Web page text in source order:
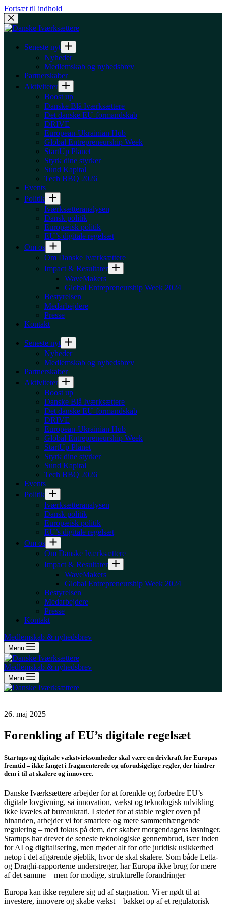
Fortsæt til indhold
Seneste nyt
Nyheder
Medlemskab og nyhedsbrev
Partnerskaber
Aktiviteter
Boost up
Danske Blå Iværksættere
Det danske EU-formandskab
DRIVE
European-Ukrainian Hub
Global Entrepreneurship Week
StartUp Planet
Styrk dine styrker
Sund Kapital
Tech BBQ 2026
Events
Politik
Iværksætteranalysen
Dansk politik
Europæisk politik
EU’s digitale regelsæt
Om os
Om Danske Iværksættere
Impact & Resultater
WaveMakers
Global Entrepreneurship Week 2024
Bestyrelsen
Medarbejdere
Presse
Kontakt
Seneste nyt
Nyheder
Medlemskab og nyhedsbrev
Partnerskaber
Aktiviteter
Boost up
Danske Blå Iværksættere
Det danske EU-formandskab
DRIVE
European-Ukrainian Hub
Global Entrepreneurship Week
StartUp Planet
Styrk dine styrker
Sund Kapital
Tech BBQ 2026
Events
Politik
Iværksætteranalysen
Dansk politik
Europæisk politik
EU’s digitale regelsæt
Om os
Om Danske Iværksættere
Impact & Resultater
WaveMakers
Global Entrepreneurship Week 2024
Bestyrelsen
Medarbejdere
Presse
Kontakt
Medlemskab & nyhedsbrev
Menu
Medlemskab & nyhedsbrev
Menu
26. maj 2025
Forenkling af EU’s digitale regelsæt
Startups og digitale vækstvirksomheder skal være en drivkraft for Europas
fremtid – ikke fanget i fragmenterede og uforudsigelige regler, der hindrer
dem i til at skalere og innovere.
Danske Iværksættere arbejder for at forenkle og forbedre EU’s
digitale lovgivning, så innovation, vækst og teknologisk udvikling
ikke kvæles af bureaukrati. I stedet for at stable regler oven på
hinanden, arbejder vi for smartere og mere sammenhængende
regulering – med fokus på dem, der skaber morgendagens løsninger.
Startups har drevet de seneste teknologiske gennembrud, især inden
for AI og digitalisering, men møder alt for ofte juridisk usikkerhed
netop i det afgørende øjeblik, hvor de skal skalere. Som både Letta-
og Draghi-rapporterne understreger, har Europa ikke brug for mere
af det samme – men for modige, strukturelle forandringer
Europa kan ikke regulere sig ud af stagnation. Vi er nødt til at
investere, innovere og skabe vækst – bakket op af et regulatorisk